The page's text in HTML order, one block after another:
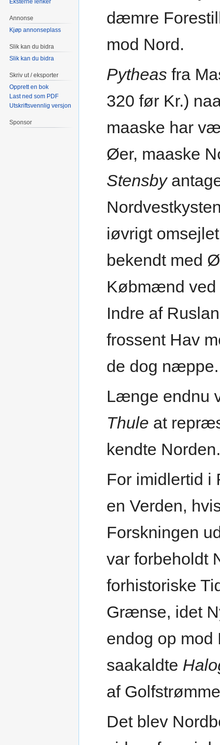
dæmre
mod Nord.
Pytheas fra
320 før Kr.)
maaske har
Øer, maaske
Stensby
iøvrigt
bekendt med
Købmænd ved
Indre af
frossent Hav
de dog næppe.
Længe endnu
Thule at
kendte Norden.
For imidlertid i
en Verden,
Forskningen
var forbeholdt
forhistoriske
Grænse, idet
endog op mod
saakaldte
af
Det blev
Eksterne lenker
Annonse
Kjøp annonseplass
Slik kan du bidra
Slik kan du bidra
Skriv ut / eksporter
Opprett en bok
Last ned som PDF
Utskriftsvennlig versjon
Sponsor